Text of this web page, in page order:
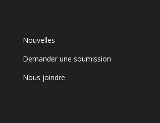
Nouvelles
Demander une soumission
Nous joindre